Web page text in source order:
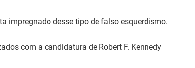
impregnado desse tipo de falso esquerdismo.
com a candidatura de Robert F. Kennedy